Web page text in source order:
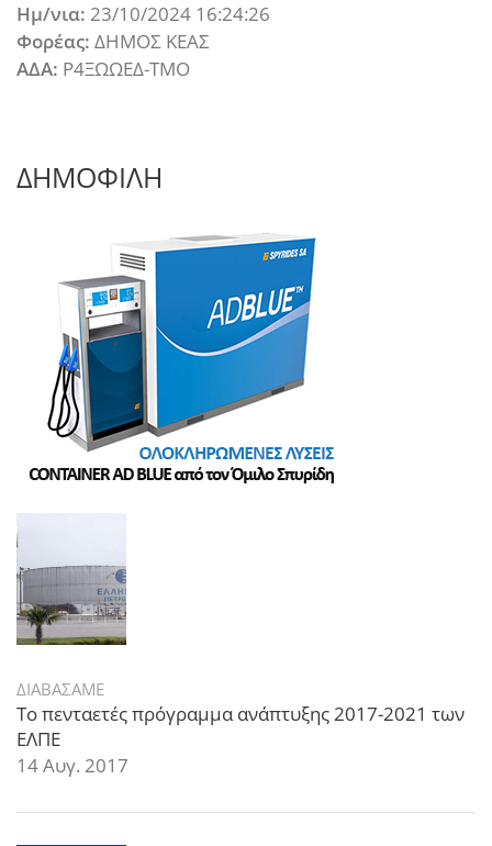
Ημ/νια: 23/10/2024 16:24:26
Φορέας: ΔΗΜΟΣ ΚΕΑΣ
ΑΔΑ: Ρ4ΞΩΩΕΔ-ΤΜΟ
ΔΗΜΟΦΙΛΗ
ΔΙΑΒΑΣΑΜΕ
Το πενταετές πρόγραμμα ανάπτυξης 2017-2021 των
ΕΛΠΕ
14 Αυγ. 2017